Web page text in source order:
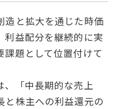
造と拡大を通じた時価
利益配分を継続的に実
題として位置付けて
、「中長期的な売上
と株主への利益還元の